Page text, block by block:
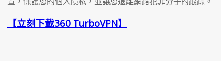
【立刻下載360 TurboVPN】